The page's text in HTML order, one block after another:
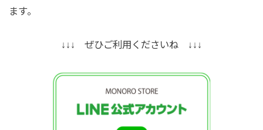
ます。
↓↓↓ ぜひご利用くださいね ↓↓↓